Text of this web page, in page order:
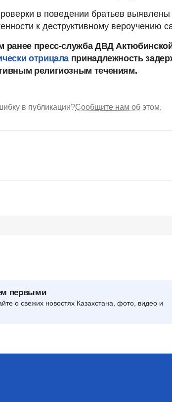
в поведении братьев выявлены
к деструктивному вероучению
ранее пресс-служба ДВД
отрицала принадлежность
религиозным течениям.
в публикации?Сообщите нам об этом.
первыми
о свежих новостях Казахстана, фото, видео и